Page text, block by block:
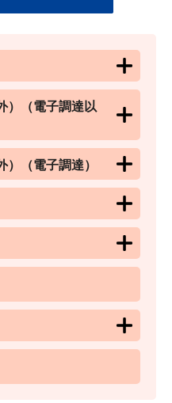
）（電子調達以
）（電子調達）